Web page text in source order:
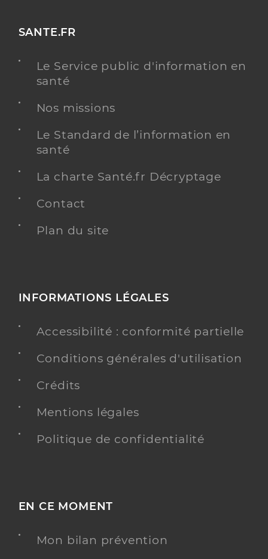
SANTE.FR
Le Service public d'information en
santé
Nos missions
Le Standard de l’information en
santé
La charte Santé.fr Décryptage
Contact
Plan du site
INFORMATIONS LÉGALES
Accessibilité : conformité partielle
Conditions générales d'utilisation
Crédits
Mentions légales
Politique de confidentialité
EN CE MOMENT
Mon bilan prévention